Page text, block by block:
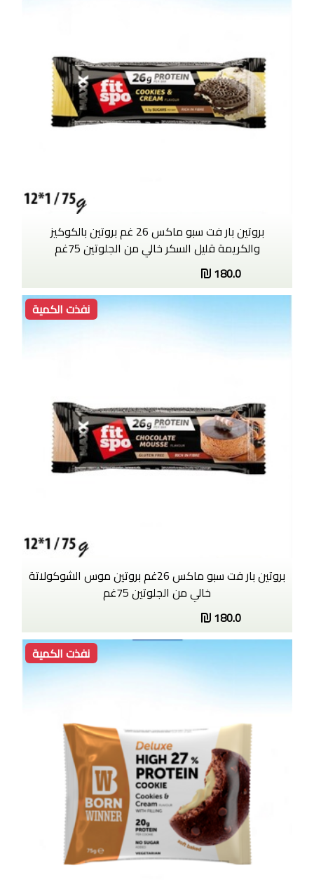
بروتين بار فت سبو ماكس 26 غم بروتين بالكوكيز
والكريمة قليل السكر خالي من الجلوتين 75غم
180.0
نفذت الكمية
بروتين بار فت سبو ماكس 26غم بروتين موس الشوكولاتة
خالي من الجلوتين 75غم
180.0
نفذت الكمية